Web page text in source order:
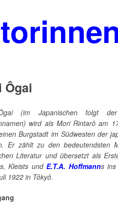
Ôgai
(im Japanischen folgt
wird als Mori Rintarô am
Burgstadt im Südwesten der
Er zählt zu den bedeutendsten
Literatur und übersetzt als
Kleists undE.T.A. Hoffmanns ins
1922 in Tôkyô.